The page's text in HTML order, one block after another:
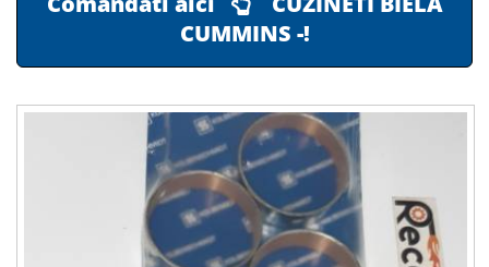
CUMMINS -!